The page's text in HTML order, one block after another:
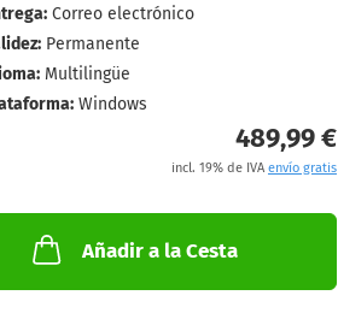
Correo electrónico
Permanente
Multilingüe
Windows
489,99 €
incl. 19% de IVA envío gratis
Añadir a la Cesta